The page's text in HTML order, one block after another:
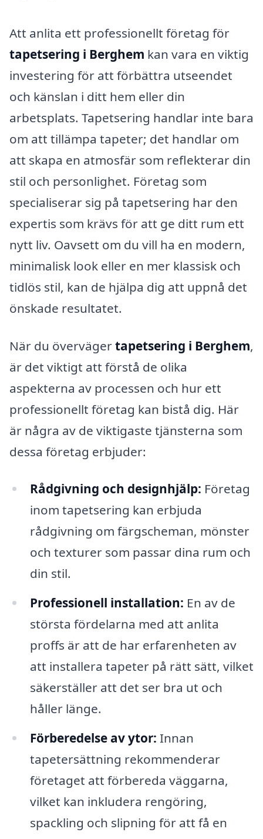
Att anlita ett professionellt företag för
tapetsering i Berghem kan vara en viktig
investering för att förbättra utseendet
och känslan i ditt hem eller din
arbetsplats. Tapetsering handlar inte bara
om att tillämpa tapeter; det handlar om
att skapa en atmosfär som reflekterar din
stil och personlighet. Företag som
specialiserar sig på tapetsering har den
expertis som krävs för att ge ditt rum ett
nytt liv. Oavsett om du vill ha en modern,
minimalisk look eller en mer klassisk och
tidlös stil, kan de hjälpa dig att uppnå det
önskade resultatet.
När du övervägertapetsering i Berghem,
är det viktigt att förstå de olika
aspekterna av processen och hur ett
professionellt företag kan bistå dig. Här
är några av de viktigaste tjänsterna som
dessa företag erbjuder:
Rådgivning och designhjälp: Företag
inom tapetsering kan erbjuda
rådgivning om färgscheman, mönster
och texturer som passar dina rum och
din stil.
Professionell installation: En av de
största fördelarna med att anlita
proffs är att de har erfarenheten av
att installera tapeter på rätt sätt, vilket
säkerställer att det ser bra ut och
håller länge.
Förberedelse av ytor: Innan
tapetersättning rekommenderar
företaget att förbereda väggarna,
vilket kan inkludera rengöring,
spackling och slipning för att få en